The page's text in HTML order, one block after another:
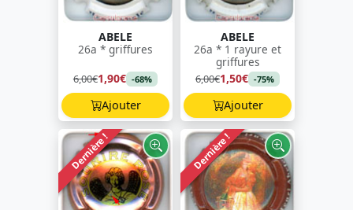
ABELE
26a * griffures
6,00€1,90€ -68%
Ajouter
ABELE
26a * 1 rayure et
griffures
6,00€1,50€ -75%
Ajouter
Dernière ! Dernière !